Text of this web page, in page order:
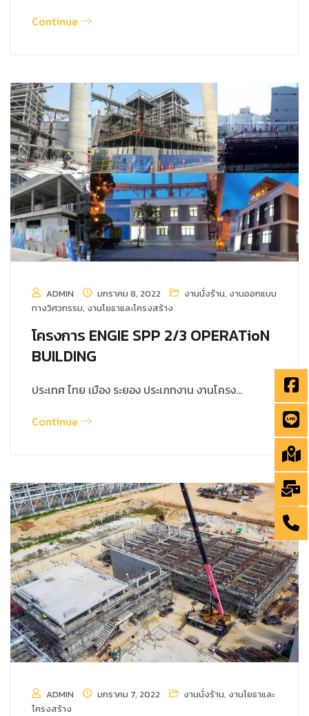
Continue
ADMIN มกราคม 8, 2022 งานนั่งร้าน, งานออกแบบ
ทางวิศวกรรม, งานโยธาและโครงสร้าง
โครงการ ENGIE SPP 2/3 OPERATioN
BUILDING
ประเทศ ไทย เมือง ระยอง ประเภทงาน งานโครง…
Continue
ADMIN มกราคม 7, 2022 งานนั่งร้าน, งานโยธาและ
โครงสร้าง